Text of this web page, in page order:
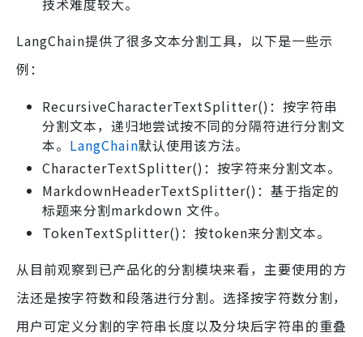
技术难度较大。
LangChain提供了很多文本分割工具，以下是一些示
例：
RecursiveCharacterTextSplitter()：按字符串
分割文本，递归地尝试按不同的分隔符进行分割文
本。 LangChain默认使用该方法。
CharacterTextSplitter()：按字符来分割文本。
MarkdownHeaderTextSplitter()：基于指定的
标题来分割markdown 文件。
TokenTextSplitter()：按token来分割文本。
从目前观察到已产品化的分割模块来看，主要使用的方
法还是按字符数和段落进行分割。选择按字符数分割，
用户可定义分割的字符串长度以及分块后字符串的重叠